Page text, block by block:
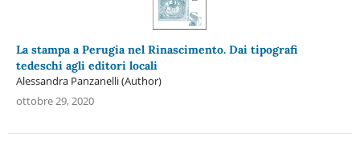
La stampa a Perugia nel Rinascimento. Dai tipografi
tedeschi agli editori locali
Alessandra Panzanelli (Author)
ottobre 29, 2020